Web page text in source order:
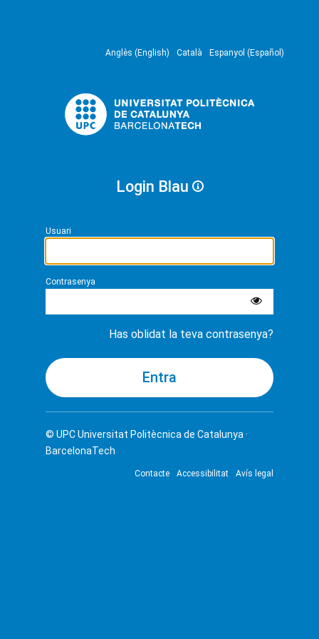
Anglès (English) Català Espanyol (Español)
Login Blau
Usuari
Contrasenya
Has oblidat la teva contrasenya?
© UPCUniversitat Politècnica de Catalunya ·
BarcelonaTech
Contacte Accessibilitat Avís legal